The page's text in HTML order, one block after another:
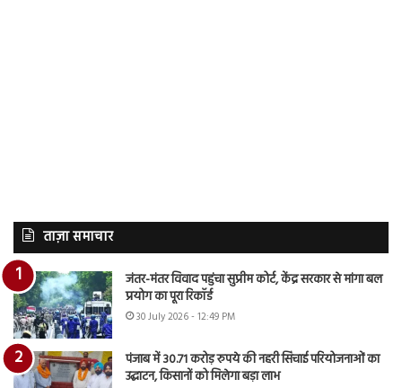
ताज़ा समाचार
जंतर-मंतर विवाद पहुंचा सुप्रीम कोर्ट, केंद्र सरकार से मांगा बल
प्रयोग का पूरा रिकॉर्ड
30 July 2026 - 12:49 PM
पंजाब में 30.71 करोड़ रुपये की नहरी सिंचाई परियोजनाओं का
उद्घाटन, किसानों को मिलेगा बड़ा लाभ